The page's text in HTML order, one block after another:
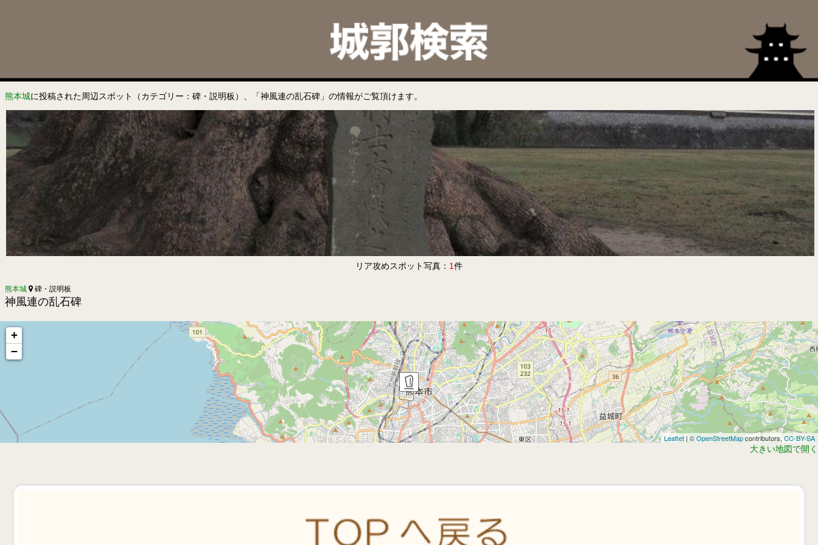
熊本城に投稿された周辺スポット（カテゴリー：碑・説明板）、「神風連の乱石碑」の情報がご覧頂けます。
リア攻めスポット写真： 1件
熊本城 碑・説明板
神風連の乱石碑
+
−
Leaflet | ©OpenStreetMapcontributors,CC-BY-SA
大きい地図で開く